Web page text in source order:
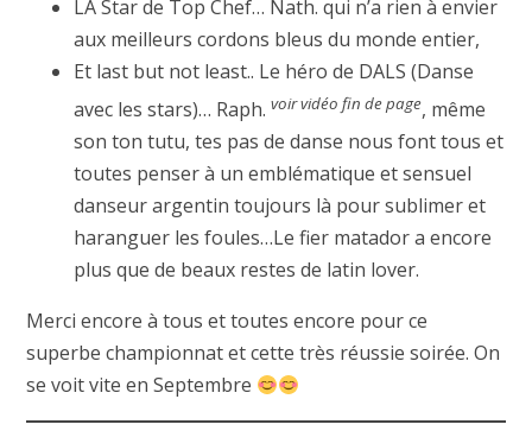
LA Star de Top Chef… Nath. qui n’a rien à envier
aux meilleurs cordons bleus du monde entier,
Et last but not least.. Le héro de DALS (Danse
avec les stars)… Raph. voir vidéo fin de page, même
son ton tutu, tes pas de danse nous font tous et
toutes penser à un emblématique et sensuel
danseur argentin toujours là pour sublimer et
haranguer les foules…Le fier matador a encore
plus que de beaux restes de latin lover.
Merci encore à tous et toutes encore pour ce
superbe championnat et cette très réussie soirée. On
se voit vite en Septembre